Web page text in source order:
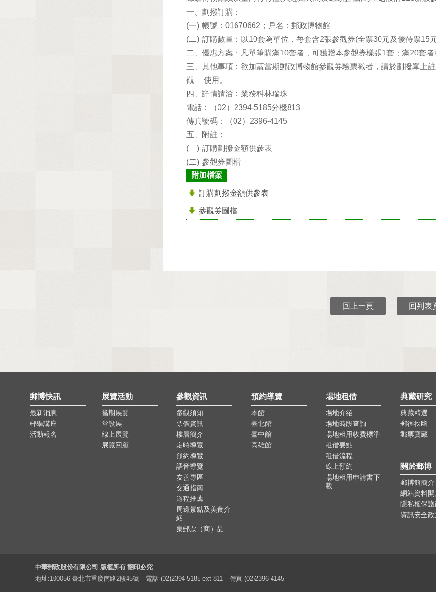
一、劃撥訂購：
(一) 帳號：01670662；戶名：郵政博物館
(二) 訂購數量：以10套為單位，每套含2張參觀券(全票30元及優待票15
二、優惠方案：凡單筆購滿10套者，可獲贈本參觀券樣張1套；滿20套
三、其他事項：欲加蓋當期郵政博物館參觀券驗票戳者，請於劃撥單上
觀 使用。
四、詳情請洽：業務科林瑞珠
電話：（02）2394-5185分機813
傳真號碼：（02）2396-4145
五、附註：
(一) 訂購劃撥金額供參表
(二) 參觀券圖檔
附加檔案
訂購劃撥金額供參表
參觀券圖檔
回上一頁 回列表
郵博快訊
最新消息
郵學講座
活動報名
展覽活動
當期展覽
常設展
線上展覽
展覽回顧
參觀資訊
參觀須知
票價資訊
樓層簡介
定時導覽
預約導覽
語音導覽
友善專區
交通指南
遊程推薦
周邊景點及美食介
紹
集郵票（商）品
預約導覽
本館
臺北館
臺中館
高雄館
場地租借
場地介紹
場地時段查詢
場地租用收費標準
租借要點
租借流程
線上預約
場地租用申請書下
載
典藏研究
典藏精選
郵徑探幽
郵票寶藏
關於郵博
郵博館簡介
網站資料
隱私權保
資訊安全政
中華郵政股份有限公司 版權所有 翻印必究
地址:100056 臺北市重慶南路2段45號
電話 (02)2394-5185 ext 811 傳真 (02)2396-4145